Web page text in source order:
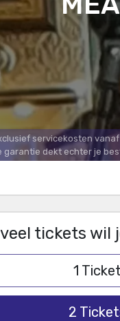
servicekosten
dekt echter je
tickets wil
1 Ticket
2